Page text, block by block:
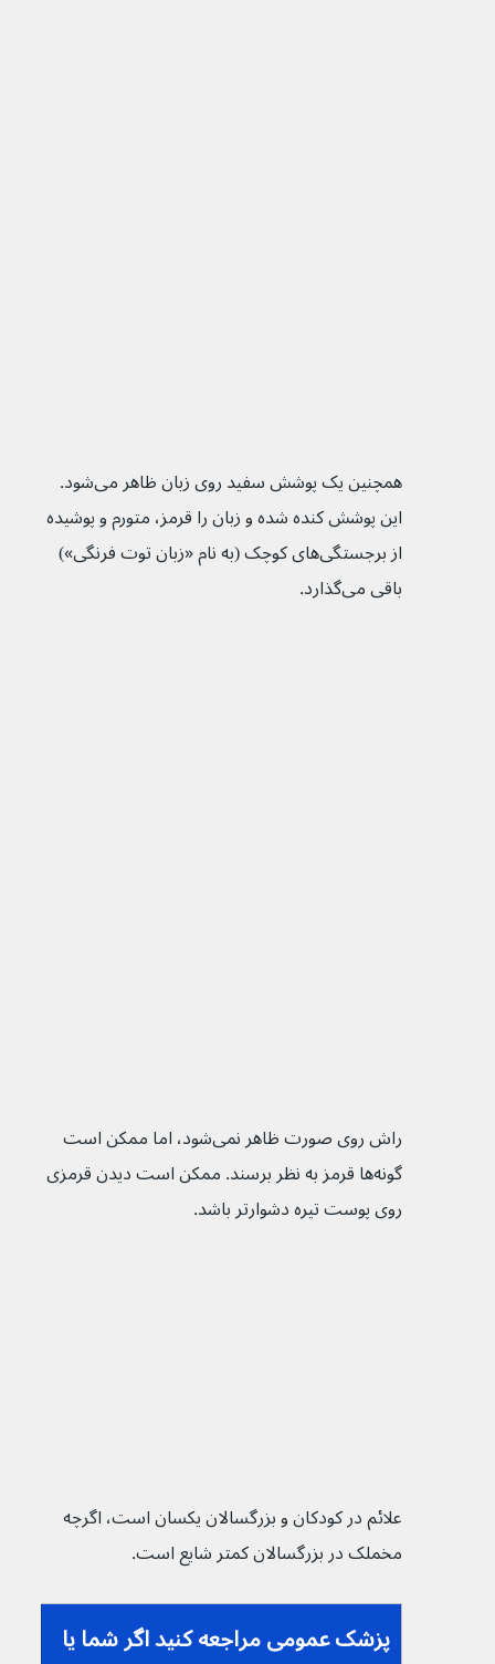
همچنین یک پوشش سفید روی زبان ظاهر می‌شود.
این پوشش کنده شده و زبان را قرمز، متورم و پوشیده
از برجستگی‌های کوچک (به نام «زبان توت فرنگی»)
باقی می‌گذارد.
راش‌ روی صورت ظاهر نمی‌شود، اما ممکن است
گونه‌ها قرمز به نظر برسند. ممکن است دیدن قرمزی
روی پوست تیره دشوارتر باشد.
علائم در کودکان و بزرگسالان یکسان است، اگرچه
مخملک در بزرگسالان کمتر شایع است.
پزشک عمومی مراجعه کنید اگر شما یا